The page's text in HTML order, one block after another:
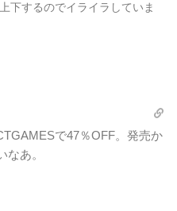
下するのでイライラしていま
で47％OFF。発売か
あ。